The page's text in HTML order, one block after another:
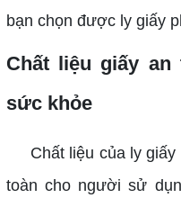
bạn chọn được ly giấy
Chất liệu giấy
sức khỏe
Chất liệu của ly giấy
toàn cho người sử